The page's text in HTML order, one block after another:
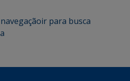
ir para busca